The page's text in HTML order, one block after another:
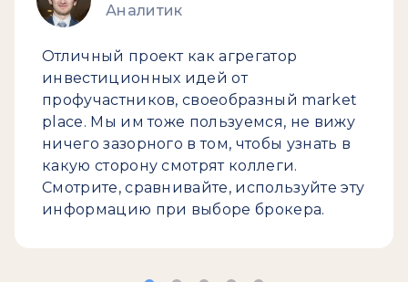
Аналитик
Отличный проект как агрегатор
инвестиционных идей от
профучастников, своеобразный market
place. Мы им тоже пользуемся, не вижу
ничего зазорного в том, чтобы узнать в
какую сторону смотрят коллеги.
Смотрите, сравнивайте, используйте эту
информацию при выборе брокера.